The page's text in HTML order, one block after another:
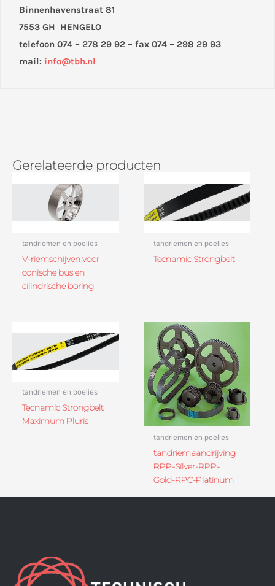
Binnenhavenstraat 81
7553 GH HENGELO
telefoon 074 – 278 29 92 – fax 074 – 298 29 93
mail: info@tbh.nl
Gerelateerde producten
tandriemen en poelies
V-riemschijven voor
conische bus en
cilindrische boring
tandriemen en poelies
Tecnamic Strongbelt
tandriemen en poelies
Tecnamic Strongbelt
Maximum Pluris
tandriemen en poelies
tandriemaandrijving
RPP-Silver-RPP-
Gold-RPC-Platinum